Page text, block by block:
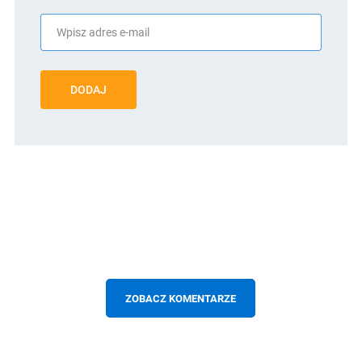
DODAJ
ZOBACZ KOMENTARZE